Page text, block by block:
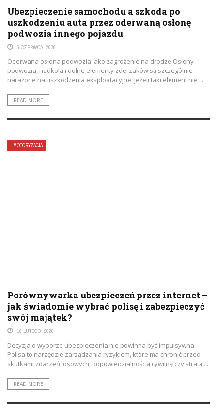
Ubezpieczenie samochodu a szkoda po
uszkodzeniu auta przez oderwaną osłonę
podwozia innego pojazdu
6 CZERWCA, 2026
Oderwana osłona podwozia jako zagrożenie na drodze Osłony
podwozia, nadkola i dolne elementy zderzaków są szczególnie
narażone na uszkodzenia eksploatacyjne. Jeżeli taki element nie ...
READ MORE
MOTORYZACJA
Porównywarka ubezpieczeń przez internet –
jak świadomie wybrać polisę i zabezpieczyć
swój majątek?
18 LUTEGO, 2026
Decyzja o wyborze ubezpieczenia nie powinna być impulsywna.
Polisa to narzędzie zarządzania ryzykiem, które ma chronić przed
skutkami zdarzeń losowych, odpowiedzialnością cywilną czy stratą ...
READ MORE